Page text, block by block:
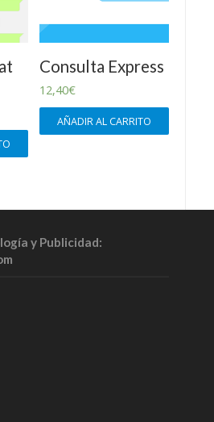
Consulta Express
12,40€
AÑADIR AL CARRITO
y Publicidad: